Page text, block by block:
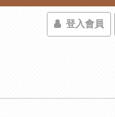
登入會員